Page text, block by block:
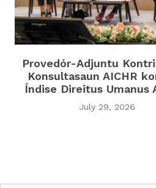
Provedór-Adjuntu
Konsultasaun AICHR
Índise Direitus Umanus
July 29, 2026